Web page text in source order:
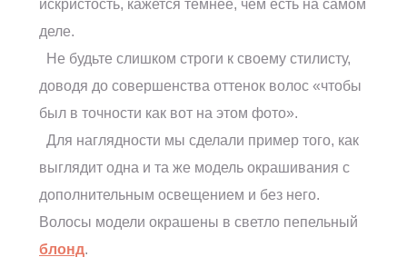
искристость, кажется темнее, чем есть на самом
деле.
Не будьте слишком строги к своему стилисту,
доводя до совершенства оттенок волос «чтобы
был в точности как вот на этом фото».
Для наглядности мы сделали пример того, как
выглядит одна и та же модель окрашивания с
дополнительным освещением и без него.
Волосы модели окрашены в светло пепельный
блонд.